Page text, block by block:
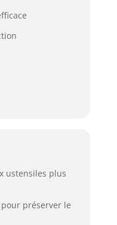
avec du
et des
chaque
de
pour les
ustensiles plus
préserver le